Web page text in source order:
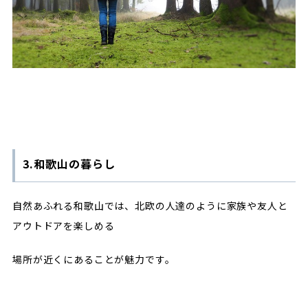
3.和歌山の暮らし
自然あふれる和歌山では、北欧の人達のように家族や友人と
アウトドアを楽しめる
場所が近くにあることが魅力です。